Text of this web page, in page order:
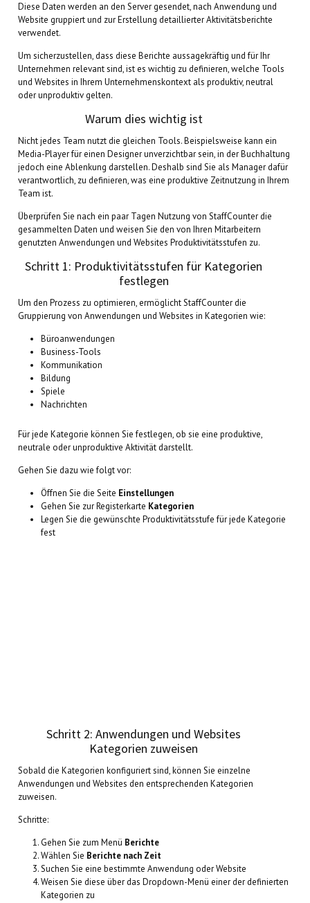
Diese Daten werden an den Server gesendet, nach Anwendung und
Website gruppiert und zur Erstellung detaillierter Aktivitätsberichte
verwendet.
Um sicherzustellen, dass diese Berichte aussagekräftig und für Ihr
Unternehmen relevant sind, ist es wichtig zu definieren, welche Tools
und Websites in Ihrem Unternehmenskontext als produktiv, neutral
oder unproduktiv gelten.
Warum dies wichtig ist
Nicht jedes Team nutzt die gleichen Tools. Beispielsweise kann ein
Media-Player für einen Designer unverzichtbar sein, in der Buchhaltung
jedoch eine Ablenkung darstellen. Deshalb sind Sie als Manager dafür
verantwortlich, zu definieren, was eine produktive Zeitnutzung in Ihrem
Team ist.
Überprüfen Sie nach ein paar Tagen Nutzung von StaffCounter die
gesammelten Daten und weisen Sie den von Ihren Mitarbeitern
genutzten Anwendungen und Websites Produktivitätsstufen zu.
Schritt 1: Produktivitätsstufen für Kategorien
festlegen
Um den Prozess zu optimieren, ermöglicht StaffCounter die
Gruppierung von Anwendungen und Websites in Kategorien wie:
Büroanwendungen
Business-Tools
Kommunikation
Bildung
Spiele
Nachrichten
Für jede Kategorie können Sie festlegen, ob sie eine produktive,
neutrale oder unproduktive Aktivität darstellt.
Gehen Sie dazu wie folgt vor:
Öffnen Sie die Seite Einstellungen
Gehen Sie zur Registerkarte Kategorien
Legen Sie die gewünschte Produktivitätsstufe für jede Kategorie
fest
Schritt 2: Anwendungen und Websites
Kategorien zuweisen
Sobald die Kategorien konfiguriert sind, können Sie einzelne
Anwendungen und Websites den entsprechenden Kategorien
zuweisen.
Schritte:
Gehen Sie zum Menü Berichte
Wählen Sie Berichte nach Zeit
Suchen Sie eine bestimmte Anwendung oder Website
Weisen Sie diese über das Dropdown-Menü einer der definierten
Kategorien zu